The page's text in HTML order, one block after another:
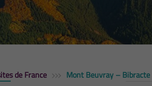
de France Mont Beuvray – Bibracte